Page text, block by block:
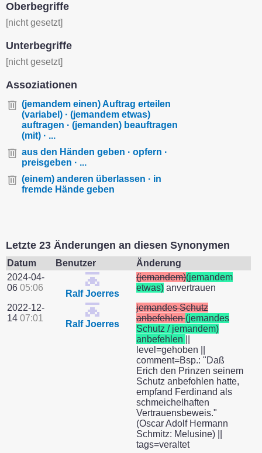
Oberbegriffe
[nicht gesetzt]
Unterbegriffe
[nicht gesetzt]
Assoziationen
(jemandem einen) Auftrag erteilen
(variabel) · (jemandem etwas)
auftragen · (jemanden) beauftragen
(mit) · ...
aus den Händen geben · opfern ·
preisgeben · ...
(einem) anderen überlassen · in
fremde Hände geben
Letzte 23 Änderungen an diesen Synonymen
Datum Benutzer
Änderung
2024-04-
06 05:06
Ralf Joerres
(jemandem)(jemandem
etwas) anvertrauen
2022-12-
14 07:01
Ralf Joerres
jemandes Schutz
anbefehlen(jemandes
Schutz / jemandem)
anbefehlen
level=gehoben ||
comment=Bsp.: "Daß
Erich den Prinzen seinem
Schutz anbefohlen hatte,
empfand Ferdinand als
schmeichelhaften
Vertrauensbeweis."
(Oscar Adolf Hermann
Schmitz: Melusine) ||
tags=veraltet